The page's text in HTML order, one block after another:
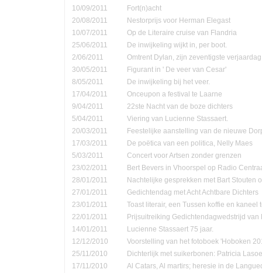
10/09/2011
Fort(n)acht
20/08/2011
Nestorprijs voor Herman Elegast
10/07/2011
Op de Literaire cruise van Flandria
25/06/2011
De inwijkeling wijkt in, per boot.
2/06/2011
Omtrent Dylan, zijn zeventigste verjaardag
30/05/2011
Figurant in ' De veer van Cesar'
8/05/2011
De inwijkeling bij het veer.
17/04/2011
Onceupon a festival te Laarne
9/04/2011
22ste Nacht van de boze dichters
5/04/2011
Viering van Lucienne Stassaert.
20/03/2011
Feestelijke aanstelling van de nieuwe
17/03/2011
De poëtica van een politica, Nelly Maes
5/03/2011
Concert voor Artsen zonder grenzen
23/02/2011
Bert Bevers in Vhoorspel op Radio
28/01/2011
Nachtelijke gesprekken met Bart Stouten
27/01/2011
Gedichtendag met Acht Achtbare Dichters
23/01/2011
Toast literair, een Tussen koffie en kaneel
22/01/2011
Prijsuitreiking Gedichtendagwedstrijd van
14/01/2011
Lucienne Stassaert 75 jaar.
12/12/2010
Voorstelling van het fotoboek 'Hoboken
25/11/2010
Dichterlijk met suikerbonen: Patricia
17/11/2010
Al Catars, Al martirs; heresie in de